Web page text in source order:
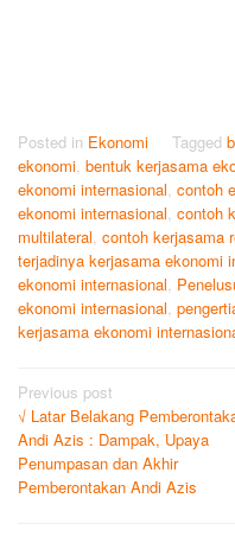
Posted in Ekonomi Tagged
ekonomi, bentuk kerjasama
ekonomi internasional, contoh
ekonomi internasional, contoh
multilateral, contoh kerjasama
terjadinya kerjasama ekonomi
ekonomi internasional,
ekonomi internasional,
kerjasama ekonomi
Post
navigation
Previous post
√ Latar Belakang
Andi Azis : Dampak, Upaya
Penumpasan dan Akhir
Pemberontakan Andi Azis